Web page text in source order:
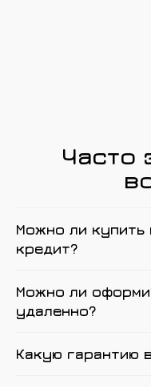
Часто
Можно ли купить
кредит?
Можно ли
удаленно?
Какую гарантию